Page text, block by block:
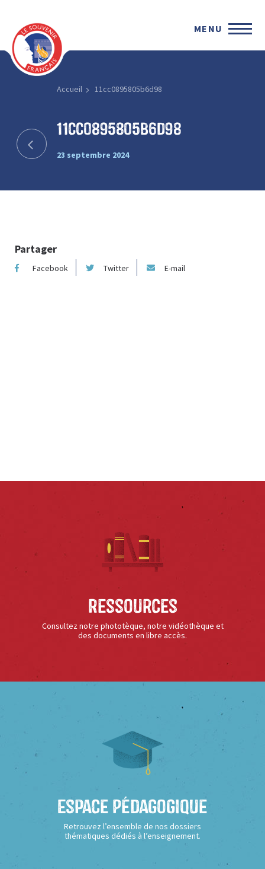
MENU
Accueil 11cc0895805b6d98
11cc0895805b6d98
23 septembre 2024
Partager
Facebook Twitter E-mail
Ressources
Consultez notre phototèque, notre vidéothèque et
des documents en libre accès.
Espace Pédagogique
Retrouvez l’ensemble de nos dossiers
thématiques dédiés à l’enseignement.